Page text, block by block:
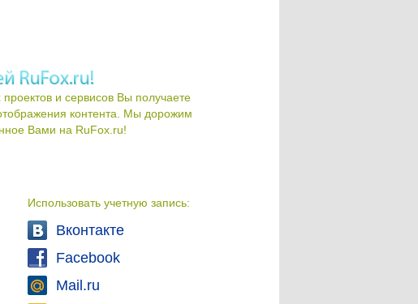
и сервисов Вы получаете
контента. Мы дорожим
Вами на RuFox.ru!
Использовать учетную запись:
Вконтакте
Facebook
Mail.ru